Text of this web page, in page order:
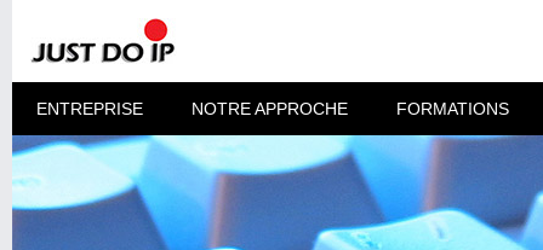
ENTREPRISE NOTRE APPROCHE FORMATIONS